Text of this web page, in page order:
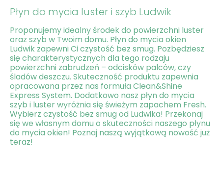
Płyn do mycia luster i szyb Ludwik
Proponujemy idealny środek do powierzchni luster
oraz szyb w Twoim domu. Płyn do mycia okien
Ludwik zapewni Ci czystość bez smug. Pozbędziesz
się charakterystycznych dla tego rodzaju
powierzchni zabrudzeń – odcisków palców, czy
śladów deszczu. Skuteczność produktu zapewnia
opracowana przez nas formuła Clean&Shine
Express System. Dodatkowo nasz płyn do mycia
szyb i luster wyróżnia się świeżym zapachem Fresh.
Wybierz czystość bez smug od Ludwika! Przekonaj
się we własnym domu o skuteczności naszego płynu
do mycia okien! Poznaj naszą wyjątkową nowość już
teraz!